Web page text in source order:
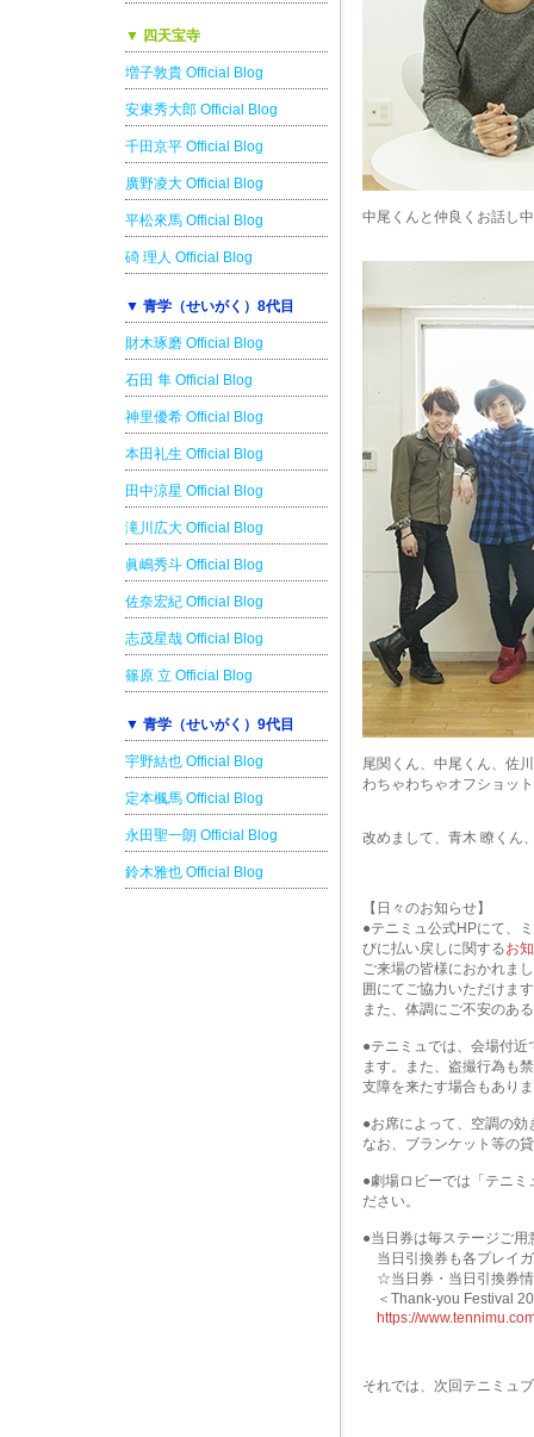
▼ 四天宝寺
増子敦貴 Official Blog
安東秀大郎 Official Blog
千田京平 Official Blog
廣野凌大 Official Blog
平松來馬 Official Blog
碕 理人 Official Blog
▼ 青学（せいがく）8代目
財木琢磨 Official Blog
石田 隼 Official Blog
神里優希 Official Blog
本田礼生 Official Blog
田中涼星 Official Blog
滝川広大 Official Blog
眞嶋秀斗 Official Blog
佐奈宏紀 Official Blog
志茂星哉 Official Blog
篠原 立 Official Blog
▼ 青学（せいがく）9代目
宇野結也 Official Blog
定本楓馬 Official Blog
永田聖一朗 Official Blog
鈴木雅也 Official Blog
中尾くんと仲良くお話し
尾関くん、中尾くん、佐
わちゃわちゃオフショッ
改めまして、青木 瞭くん
【日々のお知らせ】
●テニミュ公式HPにて、
びに払い戻しに関するお
ご来場の皆様におかれま
囲にてご協力いただけま
また、体調にご不安のあ
●テニミュでは、会場付
ます。また、盗撮行為も
支障を来たす場合もあり
●お席によって、空調の
なお、ブランケット等の
●劇場ロビーでは「テニ
ださい。
●当日券は毎ステージご用
当日引換券も各プレイ
☆当日券・当日引換券
＜Thank-you Festival
https://
それでは、次回テニミュ